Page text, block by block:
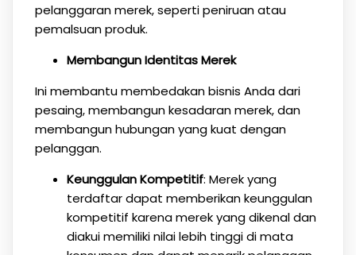
pelanggaran merek, seperti peniruan atau
pemalsuan produk.
Membangun Identitas Merek
Ini membantu membedakan bisnis Anda dari
pesaing, membangun kesadaran merek, dan
membangun hubungan yang kuat dengan
pelanggan.
Keunggulan Kompetitif: Merek yang
terdaftar dapat memberikan keunggulan
kompetitif karena merek yang dikenal dan
diakui memiliki nilai lebih tinggi di mata